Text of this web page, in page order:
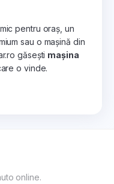
pentru oraș, un
sau o mașină din
găsești mașina
o vinde.
online.